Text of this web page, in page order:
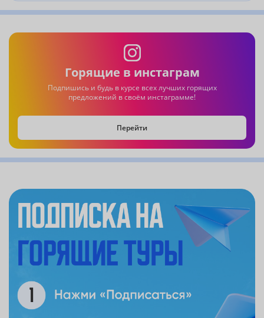
Горящие в инстаграм
Подпишись и будь в курсе всех лучших горящих
предложений в своём инстаграмме!
Перейти